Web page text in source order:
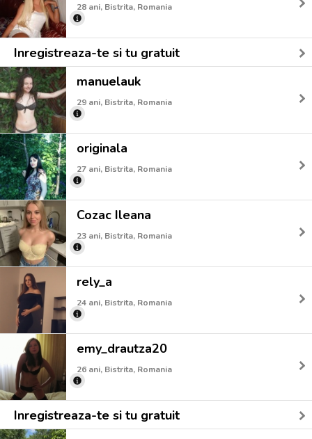
28 ani, Bistrita, Romania
Inregistreaza-te si tu gratuit
manuelauk
29 ani, Bistrita, Romania
originala
27 ani, Bistrita, Romania
Cozac Ileana
23 ani, Bistrita, Romania
rely_a
24 ani, Bistrita, Romania
emy_drautza20
26 ani, Bistrita, Romania
Inregistreaza-te si tu gratuit